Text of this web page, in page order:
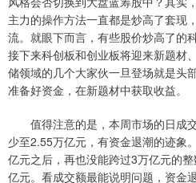
主力的操作方法一直都是炒高了套现
流。就眼下而言，有些股价炒高了的
接下来科创板和创业板将迎来新题材
储领域的几个大家伙一旦登场就是头
准备好资金，在新题材中获取收益。
值得注意的是，本周市场的日成
少至2.55万亿元，有资金退潮的迹象
亿元之后，再也没能跨过3万亿元的
亿元。看成交额最能说明问题，资金